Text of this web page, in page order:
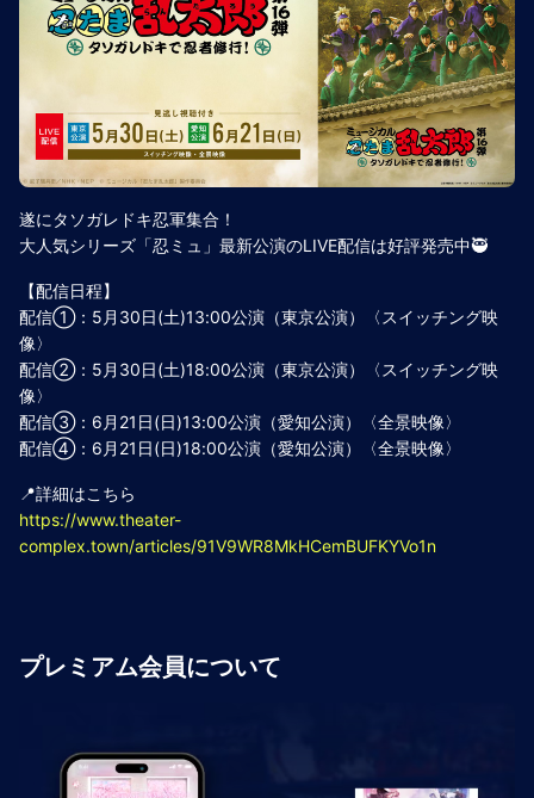
遂にタソガレドキ忍軍集合！
大人気シリーズ「忍ミュ」最新公演のLIVE配信は好評発売中🥷
【配信日程】
配信①：5月30日(土)13:00公演（東京公演）〈スイッチング映
像〉
配信②：5月30日(土)18:00公演（東京公演）〈スイッチング映
像〉
配信③：6月21日(日)13:00公演（愛知公演）〈全景映像〉
配信④：6月21日(日)18:00公演（愛知公演）〈全景映像〉
📍詳細はこちら
https://www.theater-
complex.town/articles/91V9WR8MkHCemBUFKYVo1n
プレミアム会員について